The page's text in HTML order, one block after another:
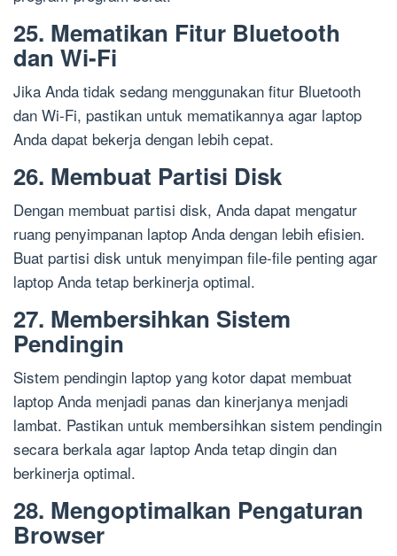
25. Mematikan Fitur Bluetooth
dan Wi-Fi
Jika Anda tidak sedang menggunakan fitur Bluetooth
dan Wi-Fi, pastikan untuk mematikannya agar laptop
Anda dapat bekerja dengan lebih cepat.
26. Membuat Partisi Disk
Dengan membuat partisi disk, Anda dapat mengatur
ruang penyimpanan laptop Anda dengan lebih efisien.
Buat partisi disk untuk menyimpan file-file penting agar
laptop Anda tetap berkinerja optimal.
27. Membersihkan Sistem
Pendingin
Sistem pendingin laptop yang kotor dapat membuat
laptop Anda menjadi panas dan kinerjanya menjadi
lambat. Pastikan untuk membersihkan sistem pendingin
secara berkala agar laptop Anda tetap dingin dan
berkinerja optimal.
28. Mengoptimalkan Pengaturan
Browser